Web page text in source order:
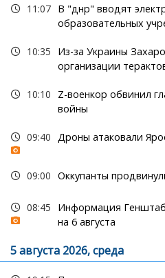
11:07 В "днр" вводят
образовательных
10:35
Из-за Украины
организации
10:10
Z-военкор обвинил
войны
09:40 Дроны атаковали
09:00 Оккупанты
08:45
Информация
на 6 августа
5 августа 2026, среда